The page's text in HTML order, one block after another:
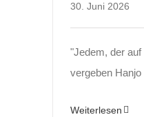
30. Juni 2026
"Jedem, der
vergeben Hanjo
Weiterlesen